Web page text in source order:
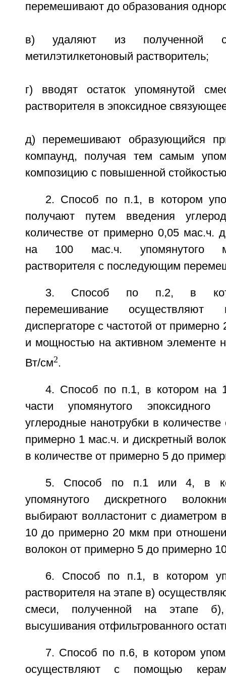
перемешивают до образования
в) удаляют из полученной
метилэтилкетоновый растворитель;
г) вводят остаток упомянутой
растворителя в эпоксидное
д) перемешивают образующийся
компаунд, получая тем самым
композицию с повышенной
2. Способ по п.1, в котором
получают путем введения
количестве от примерно 0,05 мас.ч.
на 100 мас.ч. упомянутого
растворителя с последующим
3. Способ по п.2, в
перемешивание осуществляют
диспергаторе с частотой от
и мощностью на активном элементе
Вт/см2.
4. Способ по п.1, в котором на
части упомянутого эпоксидного
углеродные нанотрубки в
примерно 1 мас.ч. и дискретный
в количестве от примерно 5 до
5. Способ по п.1 или 4, в
упомянутого дискретного
выбирают волластонит с диаметром
10 до примерно 20 мкм при
волокон от примерно 5 до примерно
6. Способ по п.1, в котором
растворителя на этапе в)
смеси, полученной на этапе
высушивания отфильтрованного
7. Способ по п.6, в котором
осуществляют с помощью